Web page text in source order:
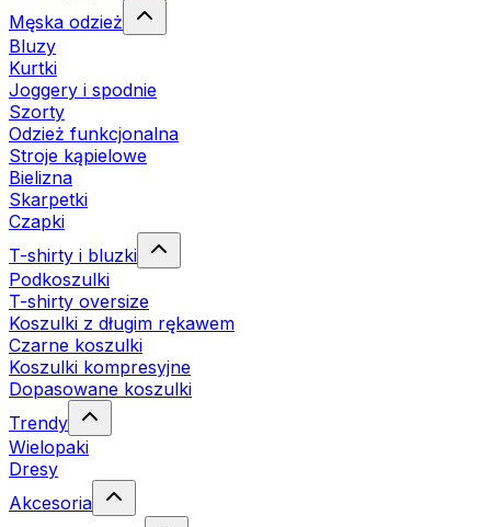
Męska odzież
Bluzy
Kurtki
Joggery i spodnie
Szorty
Odzież funkcjonalna
Stroje kąpielowe
Bielizna
Skarpetki
Czapki
T-shirty i bluzki
Podkoszulki
T-shirty oversize
Koszulki z długim rękawem
Czarne koszulki
Koszulki kompresyjne
Dopasowane koszulki
Trendy
Wielopaki
Dresy
Akcesoria